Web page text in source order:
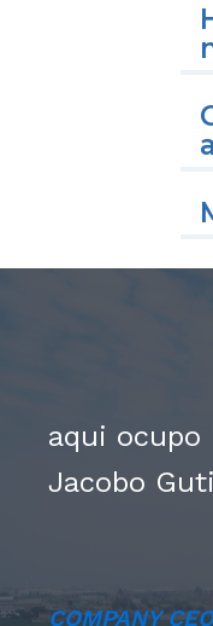
aqui ocupo
Jacobo
COMPANY CEO